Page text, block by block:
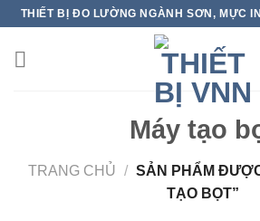
Skip
content
THIẾT BỊ ĐO LƯỜNG NGÀNH SƠN, MỰC
Máy tạo
TRANG CHỦ / SẢN PHẨM
TẠO BỌT”